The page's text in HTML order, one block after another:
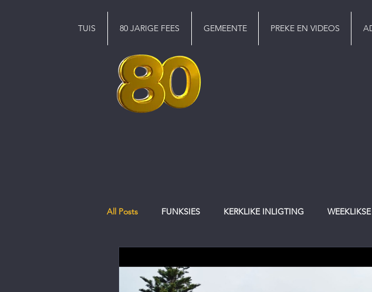
TUIS 80 JARIGE FEES GEMEENTE PREKE EN VIDEOS
All Posts FUNKSIES KERKLIKE INLIGTING